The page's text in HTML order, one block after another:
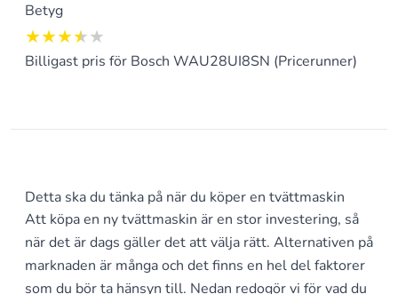
Betyg
3.5 av 5
Billigast pris för Bosch WAU28UI8SN (Pricerunner)
Detta ska du tänka på när du köper en tvättmaskin
Att köpa en ny tvättmaskin är en stor investering, så
när det är dags gäller det att välja rätt. Alternativen på
marknaden är många och det finns en hel del faktorer
som du bör ta hänsyn till. Nedan redogör vi för vad du